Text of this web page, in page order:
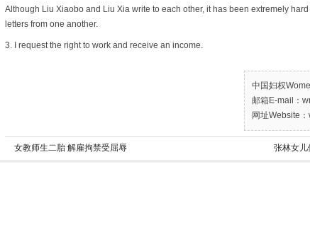
Although Liu Xiaobo and Liu Xia write to each other, it has been extremely
letters from one another.
3. I request the right to work and receive an income.
中国妇权
邮箱E-mail：
网址Website
女教师生二胎 解雇拘禁受屈辱 张林女儿